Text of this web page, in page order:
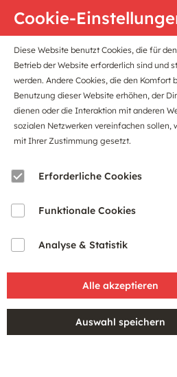
Anfahrt B2B-Portal
Damen Herren
Cookie-
Diese Website benutzt Cookies, die für
Betrieb der Website erforderlich sind und
werden. Andere Cookies, die den Komfort
Benutzung dieser Website erhöhen, der
dienen oder die Interaktion mit anderen
sozialen Netzwerken vereinfachen sollen,
mit Ihrer Zustimmung gesetzt.
Erforderliche Cookies
Funktionale Cookies
Analyse & Statistik